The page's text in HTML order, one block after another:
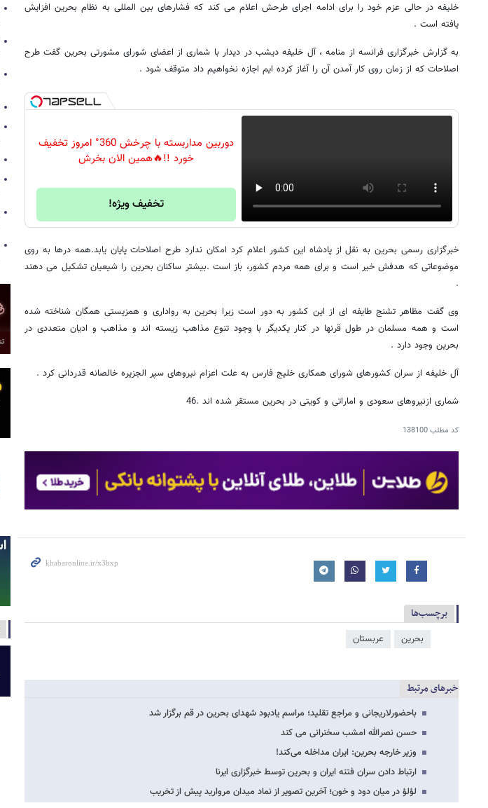
خلیفه در حالی عزم خود را برای ادامه اجرای طرحش اعلام می کند که فشارهای بین المللی به نظام بحرین افزایش
یافته است .
به گزارش خبرگزاری فرانسه از منامه ، آل خلیفه دیشب در دیدار با شماری از اعضای شورای مشورتی بحرین گفت طرح
اصلاحات که از زمان روی کار آمدن آن را آغاز کرده ایم اجازه نخواهیم داد متوقف شود .
دوربین مداربسته با چرخش 360° امروز تخفیف
خورد !!🔥همین الان بخرش
تخفیف ویژه!
خبرگزاری رسمی بحرین به نقل از پادشاه این کشور اعلام کرد امکان ندارد طرح اصلاحات پایان یابد.همه درها به روی
موضوعاتی که هدفش خیر است و برای همه مردم کشور، باز است .بیشتر ساکنان بحرین را شیعیان تشکیل می دهند
.
وی گفت مظاهر تشنج طایفه ای از این کشور به دور است زیرا بحرین به رواداری و همزیستی همگان شناخته شده
است و همه مسلمان در طول قرنها در کنار یکدیگر با وجود تنوع مذاهب زیسته اند و مذاهب و ادیان متعددی در
بحرین وجود دارد .
آل خلیفه از سران کشورهای شورای همکاری خلیج فارس به علت اعزام نیروهای سپر الجزیره خالصانه قدردانی کرد .
شماری ازنیروهای سعودی و اماراتی و کویتی در بحرین مستقر شده اند .46
کد مطلب138100
برچسب‌ها
بحرین عربستان
خبرهای مرتبط
باحضورلاریجانی و مراجع تقلید؛ مراسم یادبود شهدای بحرین در قم برگزار شد
حسن نصرالله امشب سخنرانی می کند
وزیر خارجه بحرین: ایران مداخله می‌کند!
ارتباط دادن سران فتنه ایران و بحرین توسط خبرگزاری ایرنا
لؤلؤ در میان دود و خون؛ آخرین تصویر از نماد میدان مروارید پیش از تخریب